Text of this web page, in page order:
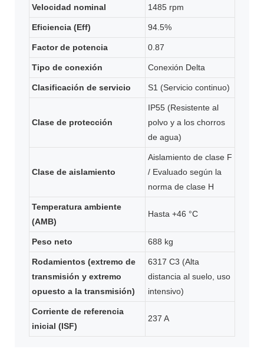
Velocidad nominal 1485 rpm
Eficiencia (Eff) 94.5%
Factor de potencia 0.87
Tipo de conexión Conexión Delta
Clasificación de servicio S1 (Servicio continuo)
Clase de protección
IP55 (Resistente al
polvo y a los chorros
de agua)
Clase de aislamiento
Aislamiento de clase F
/ Evaluado según la
norma de clase H
Temperatura ambiente
(AMB)
Hasta +46 °C
Peso neto 688 kg
Rodamientos (extremo de
transmisión y extremo
opuesto a la transmisión)
6317 C3 (Alta
distancia al suelo, uso
intensivo)
Corriente de referencia
inicial (ISF)
237 A